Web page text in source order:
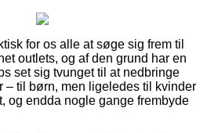
for os alle at søge sig frem til
outlets, og af den grund har en
set sig tvunget til at nedbringe
– til børn, men ligeledes til kvinder
og endda nogle gange frembyde